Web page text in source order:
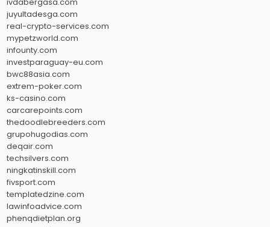
juyultadesga.com
real-crypto-services.com
mypetzworld.com
infounty.com
investparaguay-eu.com
bwc88asia.com
extrem-poker.com
ks-casino.com
carcarepoints.com
thedoodlebreeders.com
grupohugodias.com
deqair.com
techsilvers.com
ningkatinskill.com
fivsport.com
templatedzine.com
lawinfoadvice.com
phenqdietplan.org